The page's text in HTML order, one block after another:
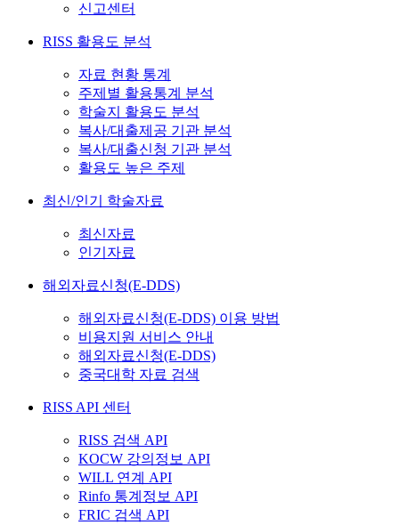
신고센터
RISS 활용도 분석
자료 현황 통계
주제별 활용통계 분석
학술지 활용도 분석
복사/대출제공 기관 분석
복사/대출신청 기관 분석
활용도 높은 주제
최신/인기 학술자료
최신자료
인기자료
해외자료신청(E-DDS)
해외자료신청(E-DDS) 이용 방법
비용지원 서비스 안내
해외자료신청(E-DDS)
중국대학 자료 검색
RISS API 센터
RISS 검색 API
KOCW 강의정보 API
WILL 연계 API
Rinfo 통계정보 API
FRIC 검색 API